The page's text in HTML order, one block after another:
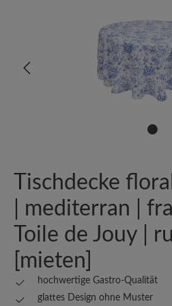
Tischdecke
| mediterran |
Toile de Jouy |
[mieten]
hochwertige Gastro-Qualität
glattes Design ohne Muster